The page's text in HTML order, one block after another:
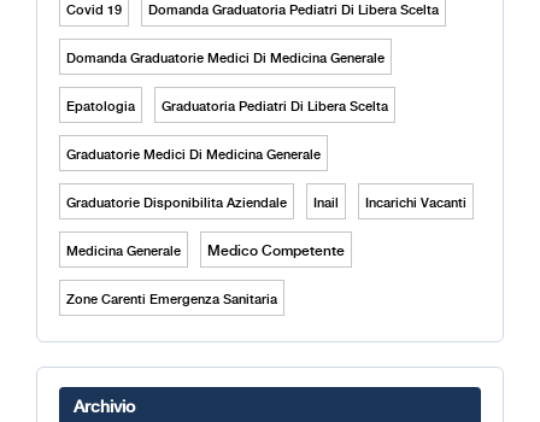
Covid 19 Domanda Graduatoria Pediatri Di Libera Scelta
Domanda Graduatorie Medici Di Medicina Generale
Epatologia Graduatoria Pediatri Di Libera Scelta
Graduatorie Medici Di Medicina Generale
Graduatorie Disponibilita Aziendale Inail Incarichi Vacanti
Medicina Generale Medico Competente
Zone Carenti Emergenza Sanitaria
Archivio